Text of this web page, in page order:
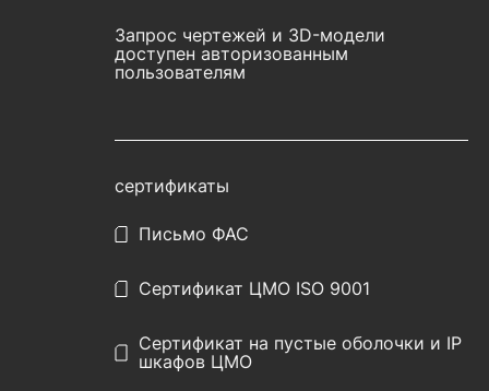
Запрос чертежей и 3D-модели
доступен авторизованным
пользователям
сертификаты
Письмо ФАС
Сертификат ЦМО ISO 9001
Сертификат на пустые оболочки и IP
шкафов ЦМО